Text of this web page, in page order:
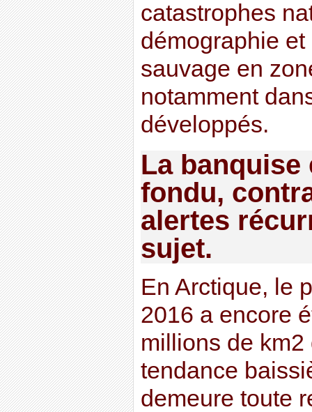
catastrophes
démographie et
sauvage en
notamment
développés.
La banquise
fondu,
alertes
sujet.
En Arctique, le
2016 a encore
millions de
tendance
demeure toute